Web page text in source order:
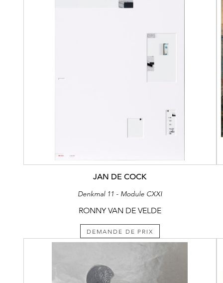
JAN DE COCK
Denkmal 11 - Module CXXI
RONNY VAN DE VELDE
DEMANDE DE PRIX